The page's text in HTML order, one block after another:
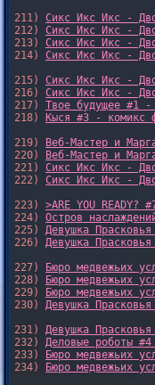
211) Сикс Икс Икс -
212) Сикс Икс Икс -
213) Сикс Икс Икс -
214) Сикс Икс Икс -
215) Сикс Икс Икс -
216) Сикс Икс Икс -
217) Твое будущее #1 -
218)
Кыся #3 - комикс
219)
Веб-Мастер и
220)
Веб-Мастер и
221) Сикс Икс Икс -
222) Сикс Икс Икс -
223) >ARE YOU
224) Остров
225) Девушка
226) Девушка
227)
Бюро медвежьих
228)
Бюро медвежьих
229)
Бюро медвежьих
230) Девушка
231) Девушка
232) Деловые роботы
233)
Бюро медвежьих
234)
Бюро медвежьих